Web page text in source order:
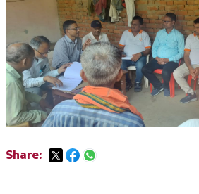
Share: